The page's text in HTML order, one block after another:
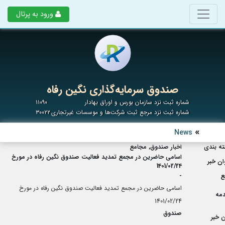
ورود به پرتال
صندوق سرمایه‌گذاری نگین رفاه
شماره ثبت نزد سازمان بورس و اوراق بهادار
۱۱۰۹۰
شماره ثبت نزد مرجع ثبت شرکت‌ها و موسسات غیرتجاری۳۰۰۲۲
News
بندی
اخبار صندوق, مجامع
خبر
اسامی حاضرین در مجمع تمدید فعالیت صندوق نگین رفاه در مورخ
1401/02/24
-
اسامی حاضرین در مجمع تمدید فعالیت صندوق نگین رفاه در مورخ
1401/02/24
خبر
صندوق